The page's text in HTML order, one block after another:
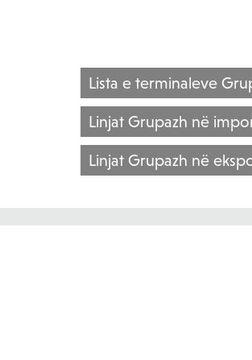
Lista e terminaleve
Linjat Grupazh në
Linjat Grupazh në